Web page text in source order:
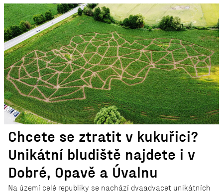
Chcete se ztratit v kukuřici?
Unikátní bludiště najdete i v
Dobré, Opavě a Úvalnu
Na území celé republiky se nachází dvaadvacet unikátních